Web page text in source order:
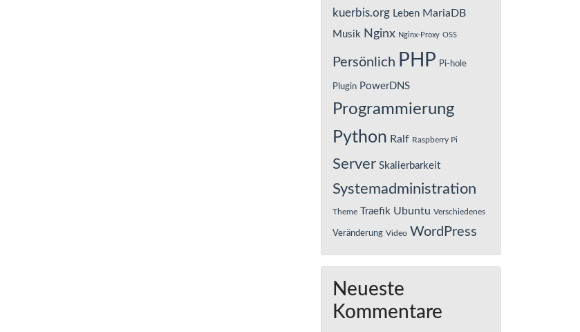
kuerbis.org Leben MariaDB
Musik Nginx Nginx-Proxy OSS
Persönlich PHP Pi-hole
Plugin PowerDNS
Programmierung
Python Ralf Raspberry Pi
Server Skalierbarkeit
Systemadministration
Theme Traefik Ubuntu Verschiedenes
Veränderung Video WordPress
Neueste
Kommentare